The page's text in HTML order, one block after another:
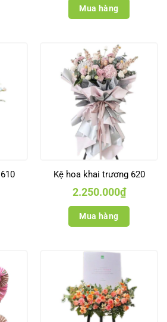
Mua hàng
Kệ hoa khai trương 620
2.250.000₫
Mua hàng